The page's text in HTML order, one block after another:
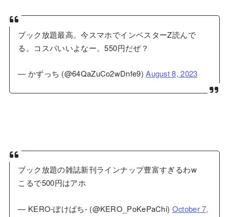
ブック放題最高。今スマホでインベスターZ読んで
る。コスパいいよなー。550円だぜ？
— かずっち (@64QaZuCo2wDnfe9)August 8, 2023
ブック放題の雑誌新刊ラインナップ豊富すぎるわw
こるで500円はアホ
— KERO-ぽけぱち- (@KERO_PoKePaChi) October 7,